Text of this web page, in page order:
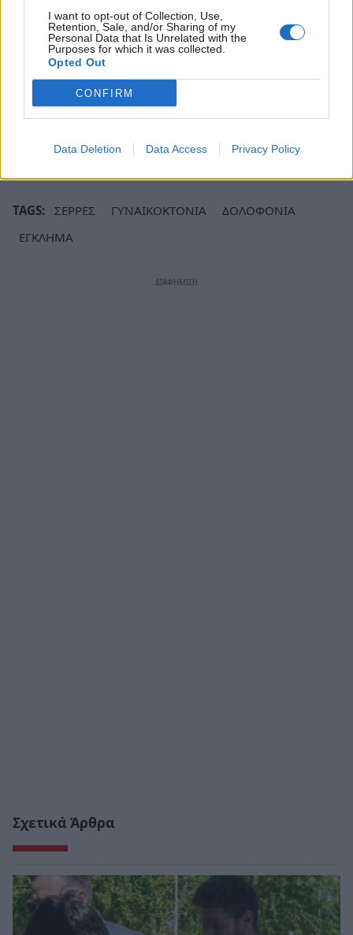
I want to opt-out of Collection, Use,
Retention, Sale, and/or Sharing of my
Personal Data that Is Unrelated with the
Purposes for which it was collected.
Opted Out
CONFIRM
Data Deletion Data Access Privacy Policy
ντρεπόταν. Γενικά δεν ήταν ευτυχισμένο
ζευγάρι. Είχαν πολλούς καβγάδες. Δεν
περιμέναμε ότι θα έφταναν σε αυτό το σημείο»,
επισημαίνει.
μάθετε πρώτοιόλες τις ειδήσεις
TAGS: ΣΕΡΡΕΣ ΓΥΝΑΙΚΟΚΤΟΝΙΑ
ΔΟΛΟΦΟΝΙΑ
ΕΓΚΛΗΜΑ
Σχετικά Άρθρα